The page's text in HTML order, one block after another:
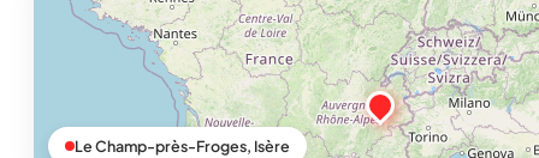
Le Champ-près-Froges, Isère